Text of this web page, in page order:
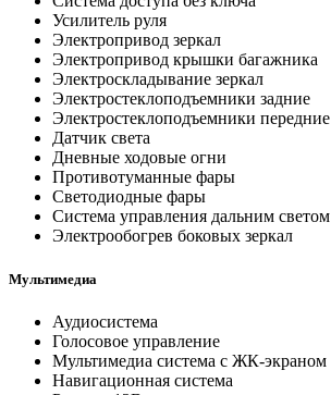
Усилитель руля
Электропривод зеркал
Электропривод крышки багажника
Электроскладывание зеркал
Электростеклоподъемники задние
Электростеклоподъемники передние
Датчик света
Дневные ходовые огни
Противотуманные фары
Светодиодные фары
Система управления дальним светом
Электрообогрев боковых зеркал
Мультимедиа
Аудиосистема
Голосовое управление
Мультимедиа система с ЖК-экраном
Навигационная система